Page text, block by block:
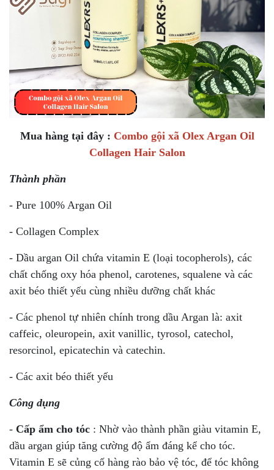
Mua hàng tại đây : Combo gội xã Olex Argan Oil
Collagen Hair Salon
Thành phần
- Pure 100% Argan Oil
- Collagen Complex
- Dầu argan Oil chứa vitamin E (loại tocopherols), các
chất chống oxy hóa phenol, carotenes, squalene và các
axit béo thiết yếu cùng nhiều dưỡng chất khác
- Các phenol tự nhiên chính trong dầu Argan là: axit
caffeic, oleuropein, axit vanillic, tyrosol, catechol,
resorcinol, epicatechin và catechin.
- Các axit béo thiết yếu
Công dụng
- Cấp ẩm cho tóc : Nhờ vào thành phần giàu vitamin E,
dầu argan giúp tăng cường độ ẩm đáng kể cho tóc.
Vitamin E sẽ củng cố hàng rào bảo vệ tóc, để tóc không